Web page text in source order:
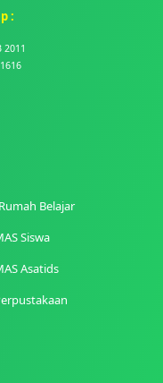
:
2011
Rumah Belajar
Siswa
Asatids